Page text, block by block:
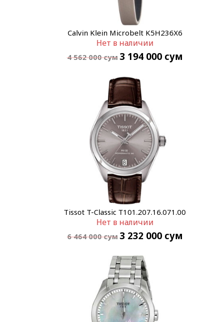
Calvin Klein Microbelt K5H236X6
Нет в наличии
4 562 000сум 3 194 000 сум
Tissot T-Classic T101.207.16.071.00
Нет в наличии
6 464 000сум 3 232 000 сум